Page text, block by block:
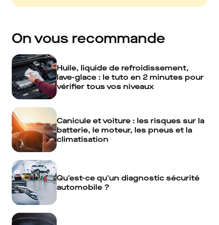
On vous recommande
Huile, liquide de refroidissement,
lave-glace : le tuto en 2 minutes pour
vérifier tous vos niveaux
Canicule et voiture : les risques sur la
batterie, le moteur, les pneus et la
climatisation
Qu'est-ce qu'un diagnostic sécurité
automobile ?